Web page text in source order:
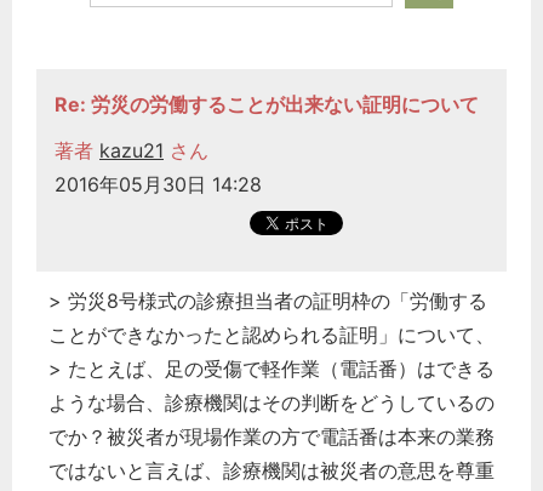
Re: 労災の労働することが出来ない証明について
著者 kazu21 さん
2016年05月30日 14:28
> 労災8号様式の診療担当者の証明枠の「労働する
ことができなかったと認められる証明」について、
> たとえば、足の受傷で軽作業（電話番）はできる
ような場合、診療機関はその判断をどうしているの
でか？被災者が現場作業の方で電話番は本来の業務
ではないと言えば、診療機関は被災者の意思を尊重